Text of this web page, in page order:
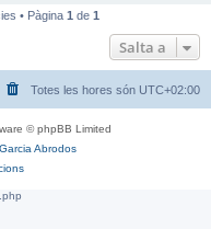
• Pàgina 1 de 1
Salta a
Totes les hores són UTC+02:00
© phpBB Limited
Abrodos